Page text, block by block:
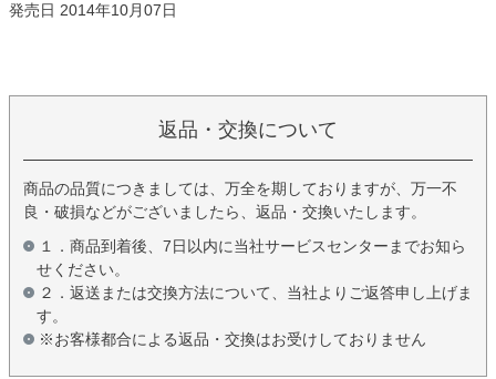
発売日 2014年10月07日
返品・交換について
商品の品質につきましては、万全を期しておりますが、万一不
良・破損などがございましたら、返品・交換いたします。
１．商品到着後、7日以内に当社サービスセンターまでお知ら
せください。
２．返送または交換方法について、当社よりご返答申し上げま
す。
※お客様都合による返品・交換はお受けしておりません